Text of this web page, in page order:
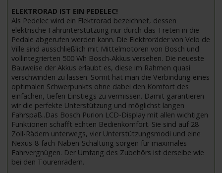
ELEKTRORAD IST EIN PEDELEC!
Als Pedelec wird ein Elektrorad bezeichnet, dessen
elektrische Fahrunterstützung nur durch das Treten in die
Pedale abgerufen werden kann. Die Elektroräder von Velo de
Ville sind ausschließlich mit Mittelmotoren von Bosch und
vollintegrierten 500 Wh Bosch-Akkus versehen. Die neueste
Bauweise der Akkus erlaubt es, diese im Rahmen quasi
verschwinden zu lassen. Somit hat man die Verbindung eines
optimalen Schwerpunkts ohne dabei den Komfort des
einfachen, tiefen Einstiegs zu vermissen. Damit garantieren
wir die perfekte Unterstützung und möglichst langen
Fahrspaß..Das Bosch Purion LCD-Display mit allen wichtigen
Funktionen schafft echten Bedienkomfort. Sie sind auf 28
Zoll-Rädern unterwegs, vier Unterstützungsmodi und eine
Nexus-8-fach-Naben-Schaltung sorgen für maximales
Fahrvergnügen. Der Umfang des Zubehörs ist derselbe wie
bei den Tourenrädern.